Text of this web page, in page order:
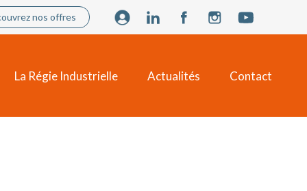
nos offres
La Régie Industrielle Actualités Contact